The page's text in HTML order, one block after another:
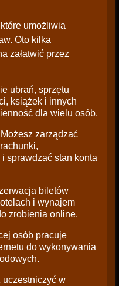
umożliwia
Oto kilka
załatwić przez
ubrań, sprzętu
książek i innych
dla wielu osób.
zarządzać
sprawdzać stan konta
biletów
i wynajem
zrobienia online.
osób pracuje
do wykonywania
uczestniczyć w